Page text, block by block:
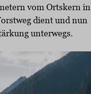
vom Ortskern in
dient und nun
unterwegs.